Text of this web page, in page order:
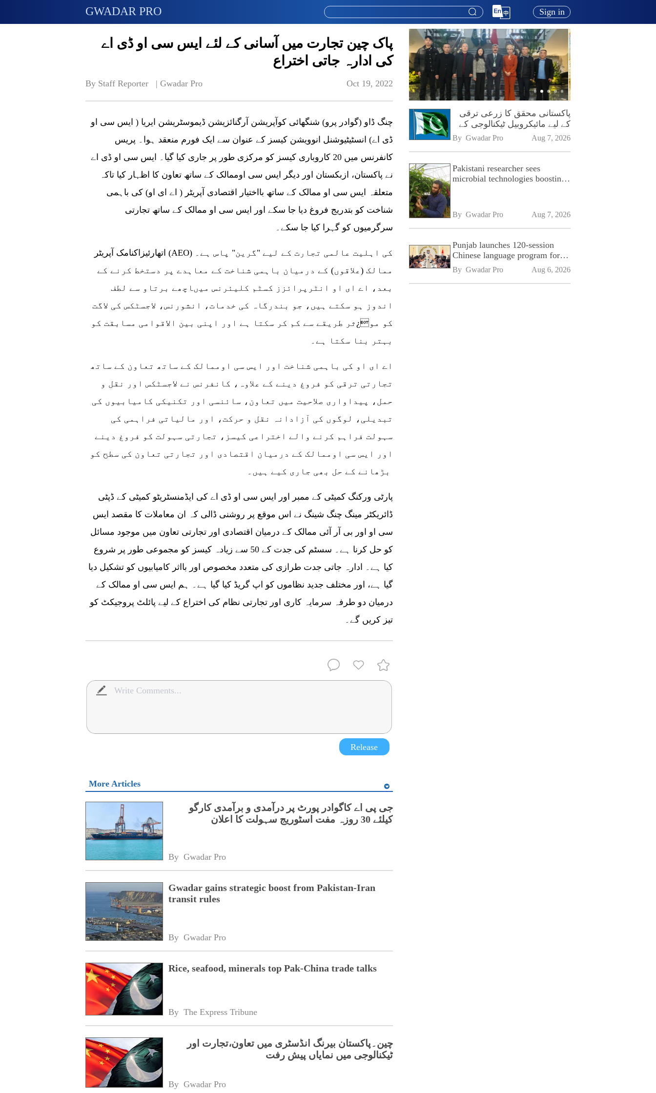
GWADAR PRO Sign in
پاک چین تجارت میں آسانی کے لئے ایس سی او ڈی اے
کی ادارہ جاتی اختراع
By Staff Reporter   | Gwadar Pro Oct 19, 2022
چنگ ڈاو (گوادر پرو) شنگھائی کوآپریشن آرگنائزیشن ڈیموسٹریشن ایریا ( ایس سی او
ڈی اے) انسٹیٹیوشنل انوویشن کیسز کے عنوان سے ایک فورم منعقد ہوا۔ پریس
کانفرنس میں 20 کاروباری کیسز کو مرکزی طور پر جاری کیا گیا۔ ایس سی او ڈی اے
نے پاکستان، ازبکستان اور دیگر ایس سی اوممالک کے ساتھ تعاون کا اظہار کیا تاکہ
متعلقہ ایس سی او ممالک کے ساتھ بااختیار اقتصادی آپریٹر ( اے ای او) کی باہمی
شناخت کو بتدریج فروغ دیا جا سکے اور ایس سی او ممالک کے ساتھ تجارتی
سرگرمیوں کو گہرا کیا جا سکے۔
اتھارئیزاکنامک آپریٹر (AEO) کی اہلیت عالمی تجارت کے لیے "گرین" پاس ہے۔
ممالک (علاقوں) کے درمیان باہمی شناخت کے معاہدے پر دستخط کرنے کے
بعد، اے ای او انٹرپرائزز کسٹم کلیئرنس میںاچھے برتاو سے لطف
اندوز ہو سکتے ہیں، جو بندرگاہ کی خدمات، انشورنس، لاجسٹکس کی لاگت
کو مو¿ثر طریقے سے کم کر سکتا ہے اور اپنی بین الاقوامی مسابقت کو
بہتر بنا سکتا ہے۔
تجارتی ترقی کو فروغ دینے کے علاوہ، کانفرنس نے لاجسٹکس اور نقل و
حمل، پیداواری صلاحیت میں تعاون، سائنسی اور تکنیکی کامیابیوں کی
تبدیلی، لوگوں کی آزادانہ نقل و حرکت، اور مالیاتی فراہمی کی
سہولت فراہم کرنے والے اختراعی کیسز، تجارتی سہولت کو فروغ دینے
اور ایس سی اوممالک کے درمیان اقتصادی اور تجارتی تعاون کی سطح کو
پارٹی ورکنگ کمیٹی کے ممبر اور ایس سی او ڈی اے کی ایڈمنسٹریٹو کمیٹی کے ڈپٹی
ڈائریکٹر مینگ چنگ شینگ نے اس موقع پر روشنی ڈالی کہ ان معاملات کا مقصد ایس
سی او اور بی آر آئی ممالک کے درمیان اقتصادی اور تجارتی تعاون میں موجود مسائل
کو حل کرنا ہے۔ سسٹم کی جدت کے 50 سے زیادہ کیسز کو مجموعی طور پر شروع
کیا ہے۔ ادارہ جاتی جدت طرازی کی متعدد مخصوص اور بااثر کامیابیوں کو تشکیل دیا
گیا ہے، اور مختلف جدید نظاموں کو اپ گریڈ کیا گیا ہے۔ ہم ایس سی او ممالک کے
درمیان دو طرفہ سرمایہ کاری اور تجارتی نظام کی اختراع کے لیے پائلٹ پروجیکٹ کو
تیز کریں گے۔
Release
More Articles
جی پی اے کاگوادر پورٹ پر درآمدی و برآمدی کارگو
کیلئے 30 روزہ مفت اسٹوریج سہولت کا اعلان
By Gwadar Pro
Gwadar gains strategic boost from Pakistan-Iran
transit rules
By Gwadar Pro
Rice, seafood, minerals top Pak-China trade talks
By The Express Tribune
چین۔پاکستان بیرنگ انڈسٹری میں تعاون،تجارت اور
ٹیکنالوجی میں نمایاں پیش رفت
By Gwadar Pro
پاکستانی محقق کا زرعی ترقی
کے لیے مائیکروبیل ٹیکنالوجی کے
فروغ پر زور
By Gwadar Pro Aug 7, 2026
Pakistani researcher sees
microbial technologies boosting
By Gwadar Pro Aug 7, 2026
Punjab launches 120-session
Chinese language program for
SPU
By Gwadar Pro Aug 6, 2026